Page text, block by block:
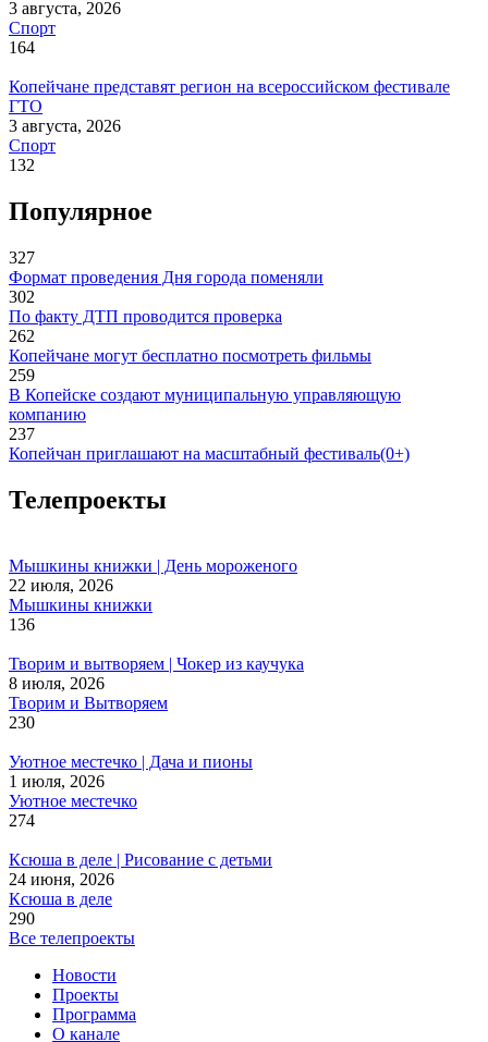
3 августа, 2026
Спорт
164
Копейчане представят регион на всероссийском фестивале
ГТО
3 августа, 2026
Спорт
132
Популярное
327
Формат проведения Дня города поменяли
302
По факту ДТП проводится проверка
262
Копейчане могут бесплатно посмотреть фильмы
259
В Копейске создают муниципальную управляющую
компанию
237
Копейчан приглашают на масштабный фестиваль(0+)
Телепроекты
Мышкины книжки | День мороженого
22 июля, 2026
Мышкины книжки
136
Творим и вытворяем | Чокер из каучука
8 июля, 2026
Творим и Вытворяем
230
Уютное местечко | Дача и пионы
1 июля, 2026
Уютное местечко
274
Ксюша в деле | Рисование с детьми
24 июня, 2026
Ксюша в деле
290
Все телепроекты
Новости
Проекты
Программа
О канале